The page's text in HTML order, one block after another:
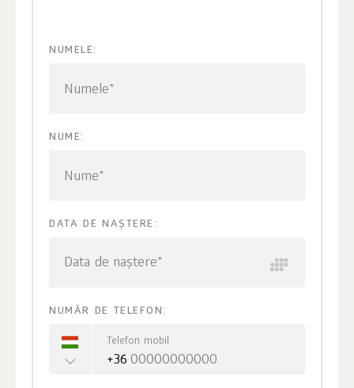
NUMELE:
Numele*
NUME:
Nume*
DATA DE NAȘTERE:
Data de naștere*
NUMĂR DE TELEFON:
Telefon mobil
+36